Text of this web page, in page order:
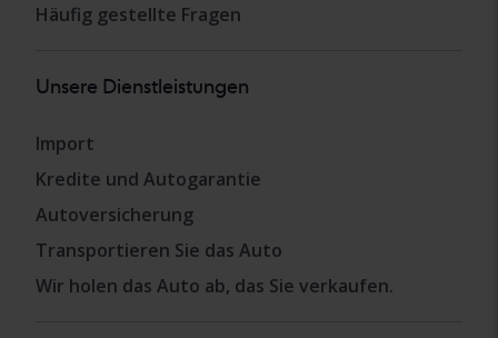
Häufig gestellte Fragen
Unsere Dienstleistungen
Import
Kredite und Autogarantie
Autoversicherung
Transportieren Sie das Auto
Wir holen das Auto ab, das Sie verkaufen.